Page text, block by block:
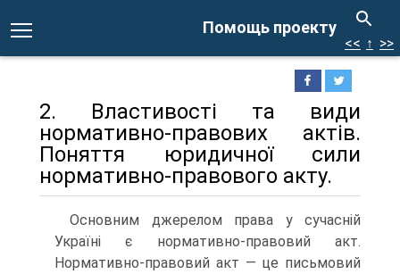
Помощь проекту
<< ↑ >>
2. Властивості та види
нормативно-правових актів.
Поняття юридичної сили
нормативно-правового акту.
Основним джерелом права у сучасній
Україні є нормативно-правовий акт.
Нормативно-правовий акт — це письмовий